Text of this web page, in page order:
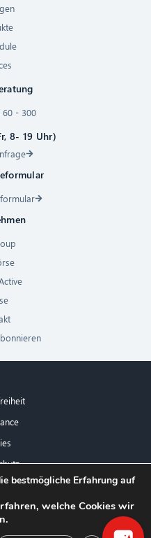
60 - 300
8- 19 Uhr)
bestmögliche Erfahrung auf
welche Cookies wir
×